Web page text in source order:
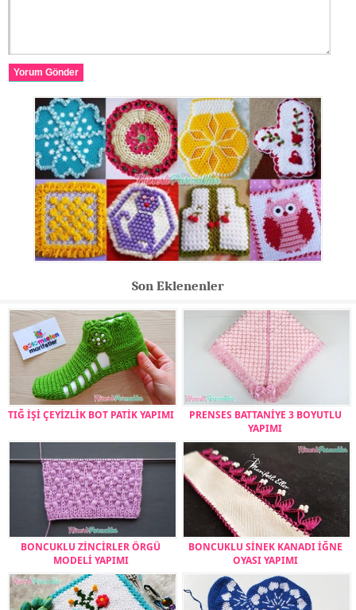
Yorum Gönder
Son Eklenenler
TIĞ İŞİ ÇEYİZLİK BOT PATİK YAPIMI
PRENSES BATTANİYE 3 BOYUTLU
YAPIMI
BONCUKLU ZİNCİRLER ÖRGÜ
MODELİ YAPIMI
BONCUKLU SİNEK KANADI İĞNE
OYASI YAPIMI